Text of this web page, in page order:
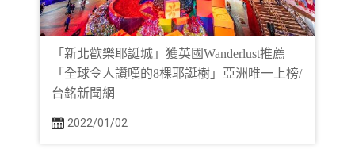
「新北歡樂耶誕城」獲英國Wanderlust推薦
「全球令人讚嘆的8棵耶誕樹」亞洲唯一上榜/
台銘新聞網
2022/01/02